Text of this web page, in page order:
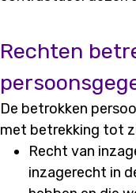
Rechten
De betrokken
met betrekking tot
Recht van
inzagerecht in